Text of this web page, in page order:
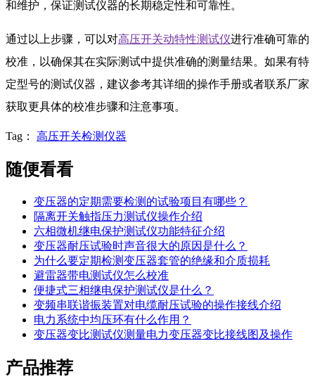
和维护，保证测试仪器的长期稳定性和可靠性。
通过以上步骤，可以对高压开关动特性测试仪进行准确可靠的
校准，以确保其在实际测试中提供准确的测量结果。如果有特
定型号的测试仪器，建议参考其详细的操作手册或者联系厂家
获取更具体的校准步骤和注意事项。
Tag： 高压开关检测仪器
随便看看
变压器的定期需要检测的试验项目有哪些？
隔离开关触指压力测试仪操作介绍
六相微机继电保护测试仪功能特征介绍
变压器耐压试验时声音很大的原因是什么？
为什么要定期检测变压器套管的绝缘和介质损耗
避雷器带电测试仪怎么校准
便捷式三相继电保护测试仪是什么？
变频串联谐振装置对电缆耐压试验的操作接线介绍
电力系统中均压环有什么作用？
变压器变比测试仪测量电力变压器变比接线图及操作
产品推荐